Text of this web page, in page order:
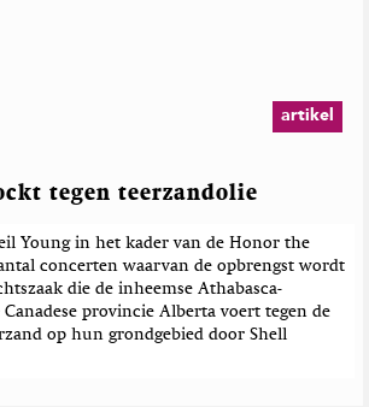
artikel
tegen teerzandolie
Young in het kader van de Honor the
concerten waarvan de opbrengst wordt
die de inheemse Athabasca-
provincie Alberta voert tegen de
op hun grondgebied door Shell